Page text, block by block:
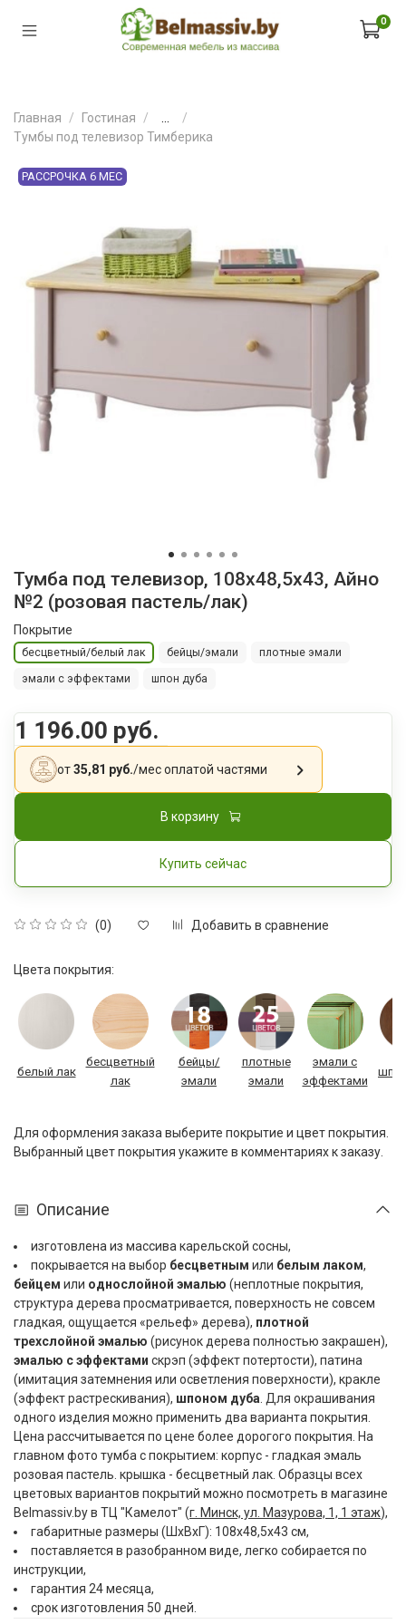
0
Главная Гостиная
Тумбы под телевизор Тимберика
РАССРОЧКА 6 МЕС
Тумба под телевизор, 108x48,5x43, Айно
№2 (розовая пастель/лак)
(0) Добавить в сравнение
Покрытие
бесцветный/белый лак бейцы/эмали плотные эмали
эмали с эффектами шпон дуба
1 196.00 руб.
от35,81 руб./месоплатой частями
В корзину
Купить сейчас
Цвета покрытия:
белый лак
бесцветный
лак
бейцы/
эмали
плотные
эмали
эмали с
эффектами
Для оформления заказа выберите покрытие и цвет покрытия.
Выбранный цвет покрытия укажите в комментариях к заказу.
Описание
изготовлена из массива карельской сосны,
покрывается на выбор бесцветным или белым лаком,
бейцем или однослойной эмалью (неплотные покрытия,
структура дерева просматривается, поверхность не совсем
гладкая, ощущается «рельеф» дерева), плотной
трехслойной эмалью (рисунок дерева полностью закрашен),
эмалью с эффектами скрэп (эффект потертости), патина
(имитация затемнения или осветления поверхности), кракле
(эффект растрескивания), шпоном дуба. Для окрашивания
одного изделия можно применить два варианта покрытия.
Цена рассчитывается по цене более дорогого покрытия. На
главном фото тумба с покрытием: корпус - гладкая эмаль
розовая пастель. крышка - бесцветный лак. Образцы всех
цветовых вариантов покрытий можно посмотреть в магазине
Belmassiv.by в ТЦ "Камелот" (г. Минск, ул. Мазурова, 1, 1 этаж),
габаритные размеры (ШxВxГ): 108x48,5x43 см,
поставляется в разобранном виде, легко собирается по
инструкции,
гарантия 24 месяца,
срок изготовления 50 дней.